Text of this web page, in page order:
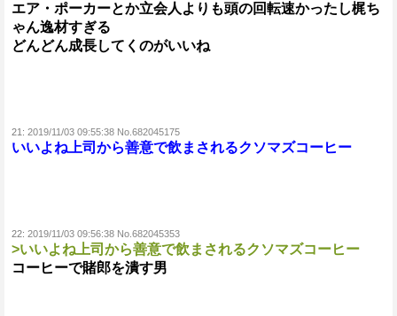
エア・ポーカーとか立会人よりも頭の回転速かったし梶ち
ゃん逸材すぎる
どんどん成長してくのがいいね
21: 2019/11/03 09:55:38 No.682045175
いいよね上司から善意で飲まされるクソマズコーヒー
22: 2019/11/03 09:56:38 No.682045353
>いいよね上司から善意で飲まされるクソマズコーヒー
コーヒーで賭郎を潰す男